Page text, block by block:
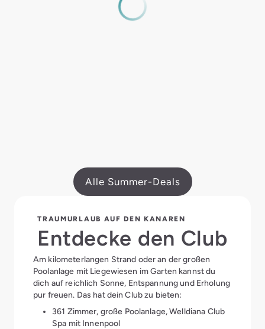
Alle Summer-Deals
TRAUMURLAUB AUF DEN KANAREN
Entdecke den Club
Am kilometerlangen Strand oder an der großen
Poolanlage mit Liegewiesen im Garten kannst du
dich auf reichlich Sonne, Entspannung und Erholung
pur freuen. Das hat dein Club zu bieten:
361 Zimmer, große Poolanlage, Welldiana Club
Spa mit Innenpool